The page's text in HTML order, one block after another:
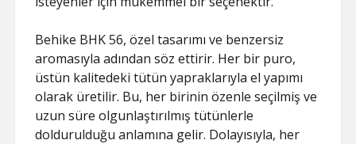
Behike BHK 56, özel tasarımı ve benzersiz
aromasıyla adından söz ettirir. Her bir puro,
üstün kalitedeki tütün yapraklarıyla el yapımı
olarak üretilir. Bu, her birinin özenle seçilmiş ve
uzun süre olgunlaştırılmış tütünlerle
doldurulduğu anlamına gelir. Dolayısıyla, her